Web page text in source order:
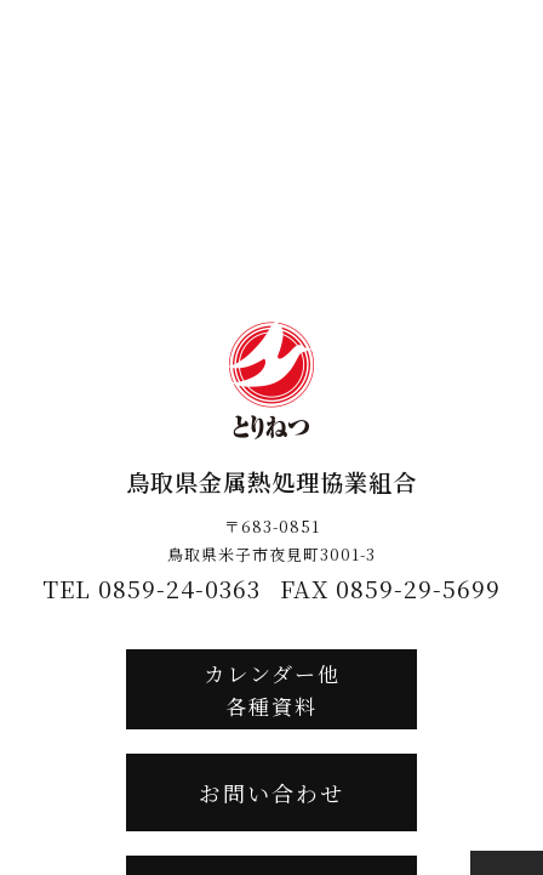
鳥取県金属熱処理協業組合
〒683-0851
鳥取県米子市夜見町3001-3
TEL 0859-24-0363 FAX 0859-29-5699
カレンダー他
各種資料
お問い合わせ